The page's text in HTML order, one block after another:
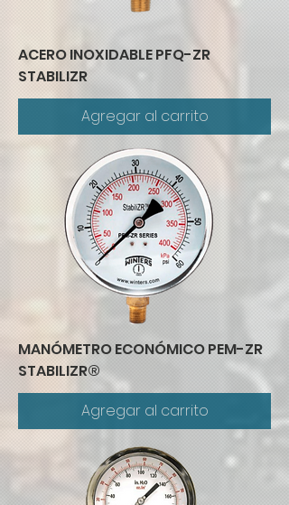
ACERO INOXIDABLE PFQ-ZR
STABILIZR
Agregar al carrito
MANÓMETRO ECONÓMICO PEM-ZR
STABILIZR®
Agregar al carrito